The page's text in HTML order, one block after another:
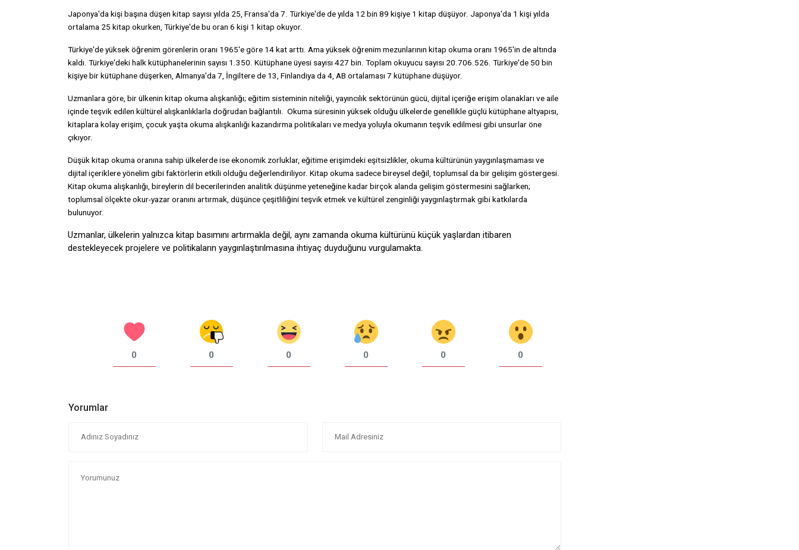
Japonya'da kişi başına düşen kitap sayısı yılda 25, Fransa'da 7. Türkiye'de de yılda 12 bin 89 kişiye 1 kitap düşüyor. Japonya'da 1 kişi yılda
ortalama 25 kitap okurken, Türkiye'de bu oran 6 kişi 1 kitap okuyor.
Türkiye'de yüksek öğrenim görenlerin oranı 1965'e göre 14 kat arttı. Ama yüksek öğrenim mezunlarının kitap okuma oranı 1965'in de altında
kaldı. Türkiye'deki halk kütüphanelerinin sayısı 1.350. Kütüphane üyesi sayısı 427 bin. Toplam okuyucu sayısı 20.706.526. Türkiye'de 50 bin
kişiye bir kütüphane düşerken, Almanya'da 7, İngiltere de 13, Finlandiya da 4, AB ortalaması 7 kütüphane düşüyor.
Uzmanlara göre, bir ülkenin kitap okuma alışkanlığı; eğitim sisteminin niteliği, yayıncılık sektörünün gücü, dijital içeriğe erişim olanakları ve aile
içinde teşvik edilen kültürel alışkanlıklarla doğrudan bağlantılı. Okuma süresinin yüksek olduğu ülkelerde genellikle güçlü kütüphane altyapısı,
kitaplara kolay erişim, çocuk yaşta okuma alışkanlığı kazandırma politikaları ve medya yoluyla okumanın teşvik edilmesi gibi unsurlar öne
çıkıyor.
Düşük kitap okuma oranına sahip ülkelerde ise ekonomik zorluklar, eğitime erişimdeki eşitsizlikler, okuma kültürünün yaygınlaşmaması ve
dijital içeriklere yönelim gibi faktörlerin etkili olduğu değerlendiriliyor. Kitap okuma sadece bireysel değil, toplumsal da bir gelişim göstergesi.
Kitap okuma alışkanlığı, bireylerin dil becerilerinden analitik düşünme yeteneğine kadar birçok alanda gelişim göstermesini sağlarken;
toplumsal ölçekte okur-yazar oranını artırmak, düşünce çeşitliliğini teşvik etmek ve kültürel zenginliği yaygınlaştırmak gibi katkılarda
bulunuyor.
Uzmanlar, ülkelerin yalnızca kitap basımını artırmakla değil, aynı zamanda okuma kültürünü küçük yaşlardan itibaren
destekleyecek projelere ve politikaların yaygınlaştırılmasına ihtiyaç duyduğunu vurgulamakta.
0 0 0 0 0 0
Yorumlar